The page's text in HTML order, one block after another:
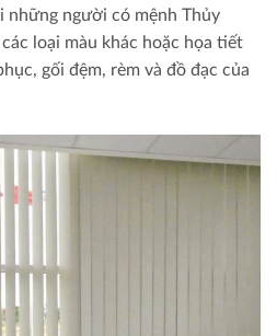
những người có mệnh Thủy
loại màu khác hoặc họa tiết
gối đệm, rèm và đồ đạc của